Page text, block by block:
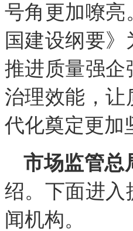
号角更加嘹亮
国建设纲要
推进质量强企
治理效能，让
代化奠定更加
市场监管总
绍。下面进入
闻机构。